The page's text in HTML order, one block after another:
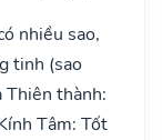
nhiều sao,
tinh (sao
thành:
Tâm: Tốt